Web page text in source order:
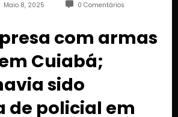
Maio 8, 2025 0 Comentários
com armas
Cuiabá;
sido
de policial em